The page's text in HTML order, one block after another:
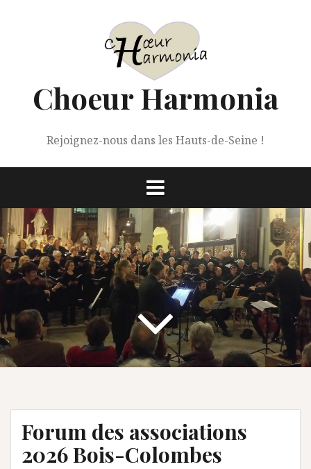
Choeur Harmonia
Rejoignez-nous dans les Hauts-de-Seine !
Forum des associations
2026 Bois-Colombes